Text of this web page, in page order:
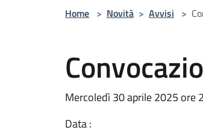
Home > Novità > Avvisi >
Mercoledì 30 aprile 2025 ore
Data :